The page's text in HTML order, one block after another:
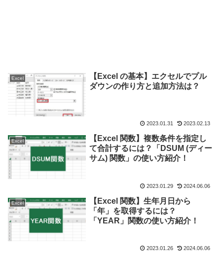
Excel
【Excel の基本】エクセルでプル
ダウンの作り方と追加方法は？
2023.01.31 2023.02.13
Excel
【Excel 関数】複数条件を指定し
て合計するには？「DSUM (ディー
サム) 関数」の使い方紹介！
2023.01.29 2024.06.06
Excel
【Excel 関数】生年月日から
「年」を取得するには？
「YEAR」関数の使い方紹介！
2023.01.26 2024.06.06